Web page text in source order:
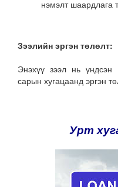
нэмэлт шаардлага
Зээлийн эргэн төлөлт:
Энэхүү зээл нь
сарын хугацаанд эргэн
Урт